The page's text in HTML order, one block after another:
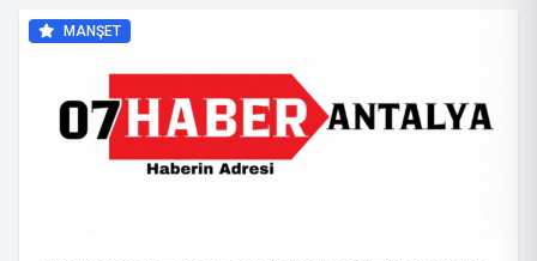
MANŞET